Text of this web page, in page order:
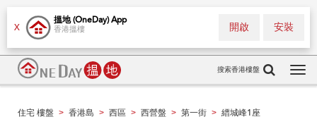
X
搵地 (OneDay) App
香港搵樓 安裝
開啟
搜索香港樓盤
住宅 樓盤 > 香港島 > 西區 > 西營盤 > 第一街 > 縉城峰1座